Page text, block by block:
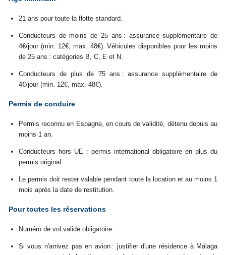
21 ans pour toute la flotte standard.
Conducteurs de moins de 25 ans : assurance supplémentaire de
4€/jour (min. 12€, max. 48€). Véhicules disponibles pour les moins
de 25 ans : catégories B, C, E et N.
Conducteurs de plus de 75 ans : assurance supplémentaire de
4€/jour (min. 12€, max. 48€).
Permis de conduire
Permis reconnu en Espagne, en cours de validité, détenu depuis au
moins 1 an.
Conducteurs hors UE : permis international obligatoire en plus du
permis original.
Le permis doit rester valable pendant toute la location et au moins 1
mois après la date de restitution.
Pour toutes les réservations
Numéro de vol valide obligatoire.
Si vous n'arrivez pas en avion : justifier d'une résidence à Málaga